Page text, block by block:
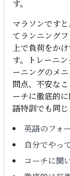
す。
マラソンです
てランニング
上で負荷をか
す。トレーニ
ーニングのメ
問点、不安な
ーチに徹底的
語特訓でも同じ
英語のフォ
自分でやっ
コーチに聞